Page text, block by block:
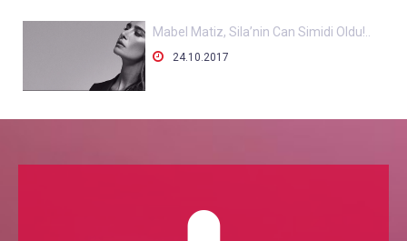
Mabel Matiz, Sila’nin Can Simidi Oldu!..
 24.10.2017